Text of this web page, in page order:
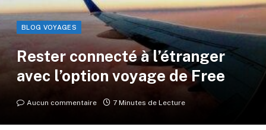
BLOG VOYAGES
Rester connecté à l’étranger
avec l’option voyage de Free
Aucun commentaire 7 Minutes de Lecture